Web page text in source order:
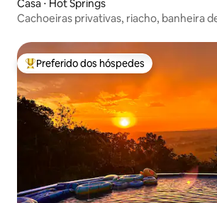
Casa ⋅ Hot Springs
Cachoeiras privativas, riacho, banheira
Entre os melhores preferidos dos hóspedes
Preferido dos hóspedes